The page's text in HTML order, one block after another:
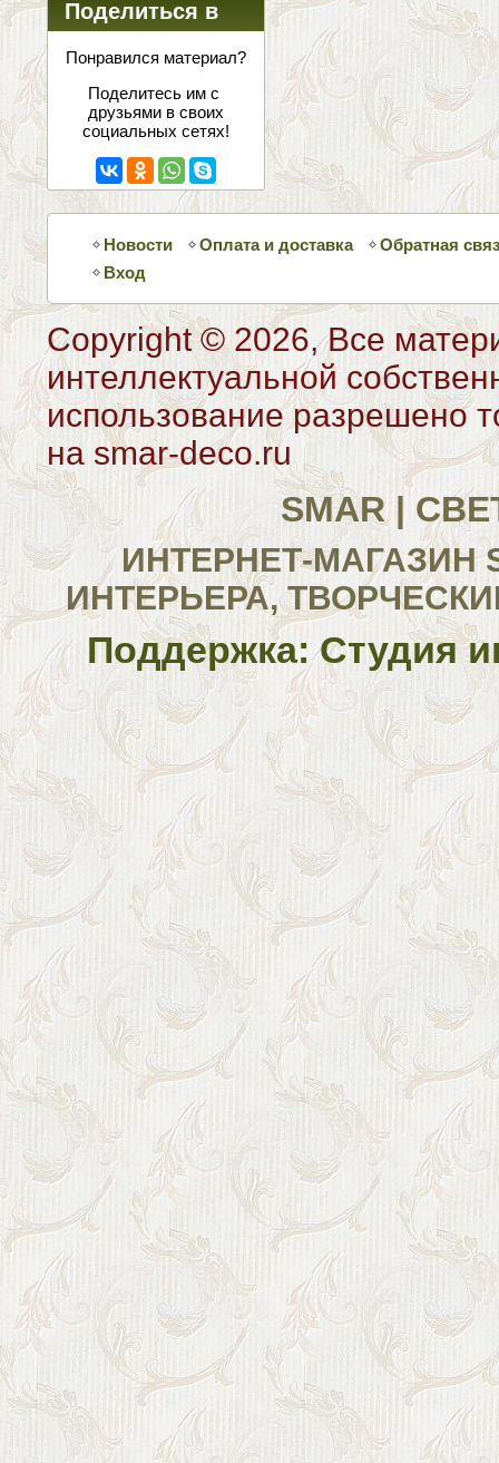
Поделиться в
соцсетях
Понравился материал?
Поделитесь им с
друзьями в своих
социальных сетях!
Новости Оплата и доставка
Обратная
Вход
Copyright © 2026, Все
интеллектуальной
использование разрешено
на smar-deco.ru
SMAR |
ИНТЕРНЕТ-МАГАЗИН
ИНТЕРЬЕРА,
Поддержка: Студия